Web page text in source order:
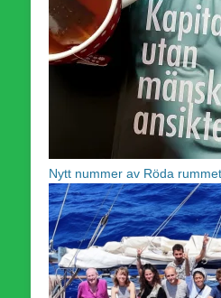
Nytt nummer av Röda rummet